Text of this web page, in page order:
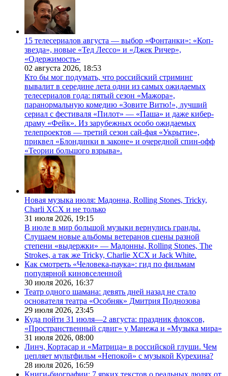
15 телесериалов августа — выбор «Фонтанки»: «Коп-
звезда», новые «Тед Лессо» и «Джек Ричер»,
«Одержимость»
02 августа 2026, 18:53
Кто бы мог подумать, что российский стриминг
вывалит в середине лета одни из самых ожидаемых
телесериалов года: пятый сезон «Мажора»,
паранормальную комедию «Зовите Витю!», лучший
сериал с фестиваля «Пилот» — «Паша» и даже кибер-
драму «Фейк». Из зарубежных особо ожидаемых
телепроектов — третий сезон сай-фая «Укрытие»,
приквел «Блондинки в законе» и очередной спин-офф
«Теории большого взрыва».
Новая музыка июля: Мадонна, Rolling Stones, Tricky,
Charli XCX и не только
31 июля 2026, 19:15
В июле в мир большой музыки вернулись гранды.
Слушаем новые альбомы ветеранов сцены разной
степени «выдержки» — Мадонны, Rolling Stones, The
Strokes, а так же Tricky, Charlie XCX и Jack White.
Как смотреть «Человека-паука»: гид по фильмам
популярной киновселенной
30 июля 2026, 16:37
Театр одного шамана: девять дней назад не стало
основателя театра «Особняк» Дмитрия Поднозова
29 июля 2026, 23:45
Куда пойти 31 июля—2 августа: праздник флоксов,
«Пространственный сдвиг» у Манежа и «Музыка мира»
31 июля 2026, 08:00
Линч, Кортасар и «Матрица» в российской глуши. Чем
цепляет мультфильм «Непокой» с музыкой Курехина?
28 июля 2026, 16:59
Книги-биографии: 7 ярких текстов о реальных людях от